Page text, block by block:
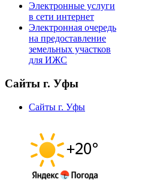
Электронные услуги
в сети интернет
Электронная очередь
на предоставление
земельных участков
для ИЖС
Сайты г. Уфы
Сайты г. Уфы